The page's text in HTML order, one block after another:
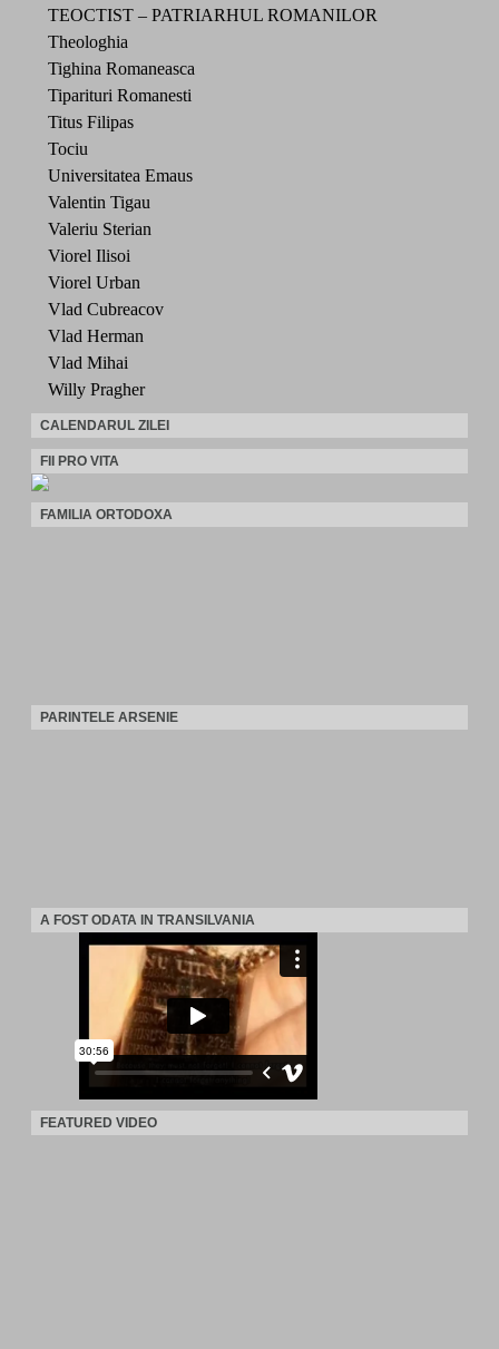
TEOCTIST – PATRIARHUL ROMANILOR
Theologhia
Tighina Romaneasca
Tiparituri Romanesti
Titus Filipas
Tociu
Universitatea Emaus
Valentin Tigau
Valeriu Sterian
Viorel Ilisoi
Viorel Urban
Vlad Cubreacov
Vlad Herman
Vlad Mihai
Willy Pragher
CALENDARUL ZILEI
FII PRO VITA
FAMILIA ORTODOXA
PARINTELE ARSENIE
A FOST ODATA IN TRANSILVANIA
FEATURED VIDEO